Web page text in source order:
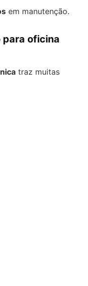
em manutenção.
oficina
traz muitas